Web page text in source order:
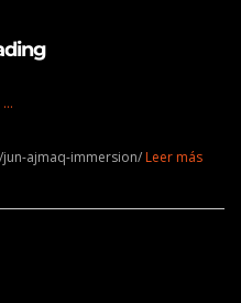
…
ajmaq-immersion/ Leer más